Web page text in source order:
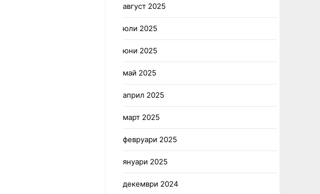
август 2025
юли 2025
юни 2025
май 2025
април 2025
март 2025
февруари 2025
януари 2025
декември 2024